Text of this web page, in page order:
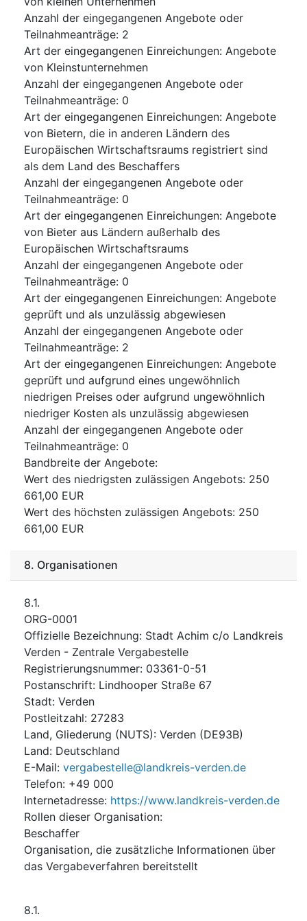
Anzahl der eingegangenen Angebote oder
Teilnahmeanträge: 2
Art der eingegangenen Einreichungen: Angebote
von Kleinstunternehmen
Anzahl der eingegangenen Angebote oder
Teilnahmeanträge: 0
Art der eingegangenen Einreichungen: Angebote
von Bietern, die in anderen Ländern des
Europäischen Wirtschaftsraums registriert sind
als dem Land des Beschaffers
Anzahl der eingegangenen Angebote oder
Teilnahmeanträge: 0
Art der eingegangenen Einreichungen: Angebote
von Bieter aus Ländern außerhalb des
Europäischen Wirtschaftsraums
Anzahl der eingegangenen Angebote oder
Teilnahmeanträge: 0
Art der eingegangenen Einreichungen: Angebote
geprüft und als unzulässig abgewiesen
Anzahl der eingegangenen Angebote oder
Teilnahmeanträge: 2
Art der eingegangenen Einreichungen: Angebote
geprüft und aufgrund eines ungewöhnlich
niedrigen Preises oder aufgrund ungewöhnlich
niedriger Kosten als unzulässig abgewiesen
Anzahl der eingegangenen Angebote oder
Teilnahmeanträge: 0
Bandbreite der Angebote:
Wert des niedrigsten zulässigen Angebots: 250
661,00 EUR
Wert des höchsten zulässigen Angebots: 250
661,00 EUR
8. Organisationen
8.1.
ORG-0001
Offizielle Bezeichnung: Stadt Achim c/o Landkreis
Verden - Zentrale Vergabestelle
Registrierungsnummer: 03361-0-51
Postanschrift: Lindhooper Straße 67
Stadt: Verden
Postleitzahl: 27283
Land, Gliederung (NUTS): Verden (DE93B)
Land: Deutschland
E-Mail: vergabestelle@landkreis-verden.de
Telefon: +49 000
Internetadresse: https://www.landkreis-verden.de
Rollen dieser Organisation:
Beschaffer
Organisation, die zusätzliche Informationen über
das Vergabeverfahren bereitstellt
8.1.